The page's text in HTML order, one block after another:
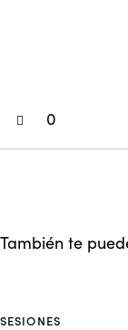
0
También te
SESIONES